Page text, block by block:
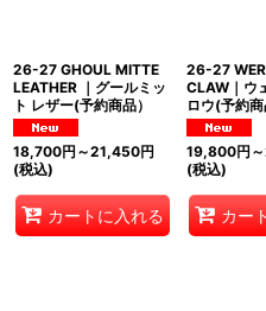
26-27 GHOUL MITTE
LEATHER ｜グールミッ
ト レザー(予約商品）
18,700円 ～21,450円
(税込)
カートに入れる
26-27
CLAW｜ウ
ロウ(予約商
19,800円
(税込)
カー